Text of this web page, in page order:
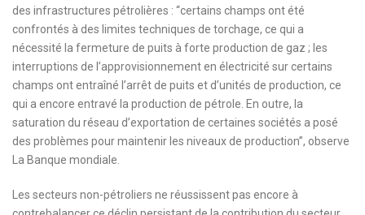
des infrastructures pétrolières : “certains champs ont été
confrontés à des limites techniques de torchage, ce qui a
nécessité la fermeture de puits à forte production de gaz ; les
interruptions de l’approvisionnement en électricité sur certains
champs ont entraîné l’arrêt de puits et d’unités de production, ce
qui a encore entravé la production de pétrole. En outre, la
saturation du réseau d’exportation de certaines sociétés a posé
des problèmes pour maintenir les niveaux de production”, observe
La Banque mondiale.
Les secteurs non-pétroliers ne réussissent pas encore à